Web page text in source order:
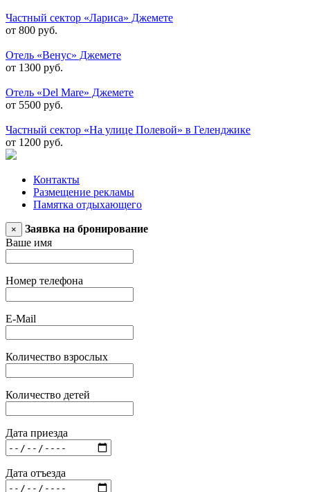
Частный сектор «Лариса» Джемете
от 800 руб.
Отель «Венус» Джемете
от 1300 руб.
Отель «Del Mare» Джемете
от 5500 руб.
Частный сектор «На улице Полевой» в Геленджике
от 1200 руб.
Контакты
Размещение рекламы
Памятка отдыхающего
×
Заявка на бронирование
Ваше имя
Номер телефона
E-Mail
Количество взрослых
Количество детей
Дата приезда
Дата отъезда